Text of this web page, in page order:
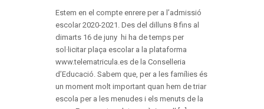
Estem en el compte enrere per a l’admissió
escolar 2020-2021. Des del dilluns 8 fins al
dimarts 16 de juny hi ha de temps per
sol·licitar plaça escolar a la plataforma
www.telematricula.es de la Conselleria
d’Educació. Sabem que, per a les famílies és
un moment molt important quan hem de triar
escola per a les menudes i els menuts de la